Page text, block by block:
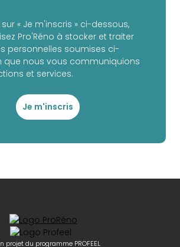
« Je m'inscris » ci-dessous,
Pro'Réno à stocker et traiter
personnelles soumises ci-
que nous vous communiquions
et services.
Je m'inscris
projet du programme PROFEEL